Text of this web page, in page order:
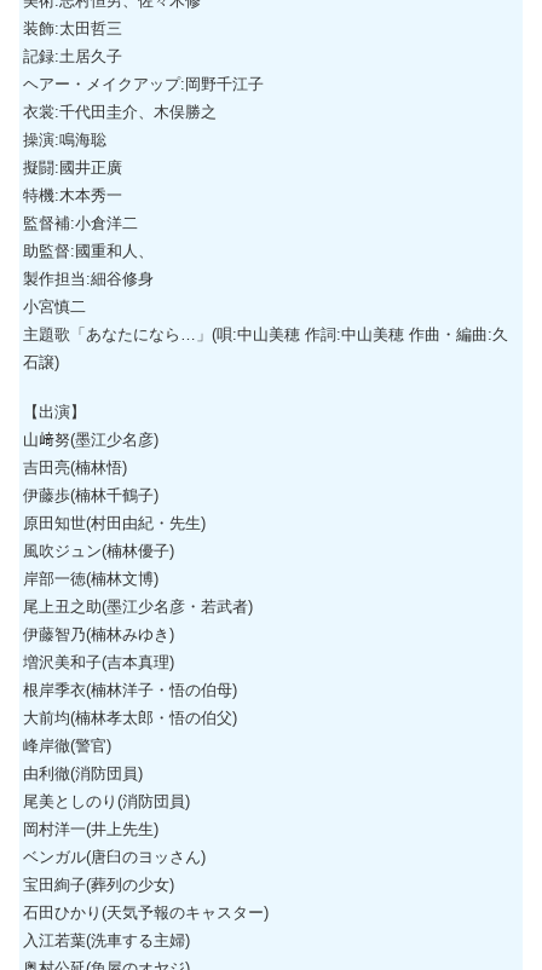
装飾:太田哲三
記録:土居久子
ヘアー・メイクアップ:岡野千江子
衣裳:千代田圭介、木俣勝之
操演:鳴海聡
擬闘:國井正廣
特機:木本秀一
監督補:小倉洋二
助監督:國重和人、
製作担当:細谷修身
小宮慎二
主題歌「あなたになら…」(唄:中山美穂 作詞:中山美穂 作曲・編曲:久
石譲)
【出演】
山﨑努(墨江少名彦)
吉田亮(楠林悟)
伊藤歩(楠林千鶴子)
原田知世(村田由紀・先生)
風吹ジュン(楠林優子)
岸部一徳(楠林文博)
尾上丑之助(墨江少名彦・若武者)
伊藤智乃(楠林みゆき)
増沢美和子(吉本真理)
根岸季衣(楠林洋子・悟の伯母)
大前均(楠林孝太郎・悟の伯父)
峰岸徹(警官)
由利徹(消防団員)
尾美としのり(消防団員)
岡村洋一(井上先生)
ベンガル(唐臼のヨッさん)
宝田絢子(葬列の少女)
石田ひかり(天気予報のキャスター)
入江若葉(洗車する主婦)